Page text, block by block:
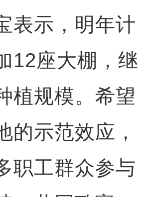
表示，明年计
12座大棚，继
植规模。希望
的示范效应，
职工群众参与